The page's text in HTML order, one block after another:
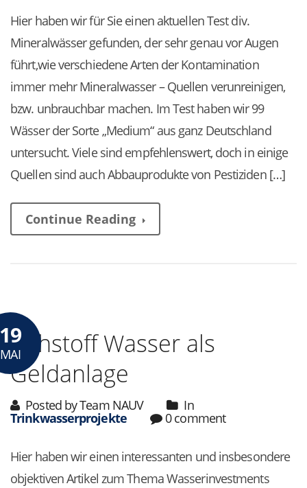
Hier haben wir für Sie einen aktuellen Test div.
Mineralwässer gefunden, der sehr genau vor Augen
führt,wie verschiedene Arten der Kontamination
immer mehr Mineralwasser – Quellen verunreinigen,
bzw. unbrauchbar machen. Im Test haben wir 99
Wässer der Sorte „Medium“ aus ganz Deutschland
untersucht. Viele sind empfehlenswert, doch in einige
Quellen sind auch Abbauprodukte von Pestiziden […]
Continue Reading
MAIRohstoff Wasser als
Geldanlage
Posted by Team NAUV In
Trinkwasserprojekte 0 comment
Hier haben wir einen interessanten und insbesondere
objektiven Artikel zum Thema Wasserinvestments